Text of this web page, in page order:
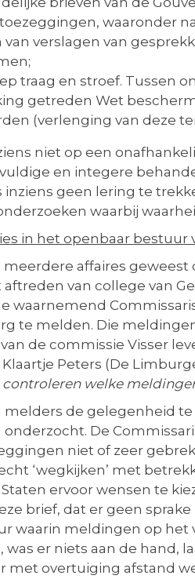
waaronder
verslagen van
traag en stroef. Tussen
getreden Wet
(verlenging van deze
niet op een
en integere
geen lering te
waarbij
in het openbaar bestuur
meerdere affaires
van college van
waarnemend
te melden. Die
de commissie Visser
Peters (De
welke
de gelegenheid
De
niet of zeer
‘wegkijken’ met
ervoor wensen te
brief, dat er geen
waarin meldingen op
er niets aan de hand,
met overtuiging afstand